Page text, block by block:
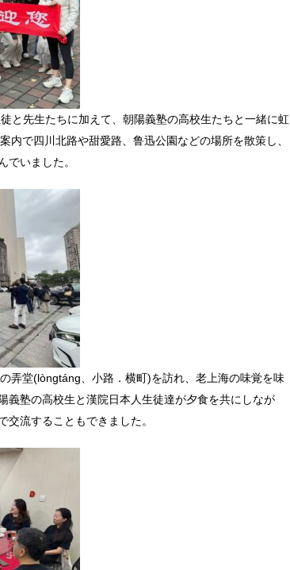
と先生たちに加えて、朝陽義塾の高校生たちと一緒に虹
内で四川北路や甜愛路、鲁迅公園などの場所を散策し、
でいました。
弄堂(lòngtáng、小路．横町)を訪れ、老上海の味覚を味
義塾の高校生と漢院日本人生徒達が夕食を共にしなが
交流することもできました。